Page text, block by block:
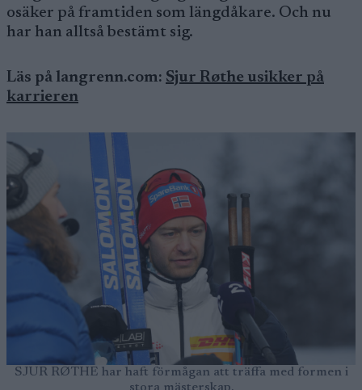
osäker på framtiden som längdåkare. Och nu
har han alltså bestämt sig.
Läs på langrenn.com: Sjur Røthe usikker på
karrieren
SJUR RØTHE har haft förmågan att träffa med formen i